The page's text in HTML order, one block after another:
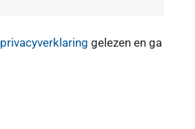
privacyverklaring gelezen en ga